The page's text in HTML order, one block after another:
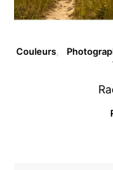
Couleurs